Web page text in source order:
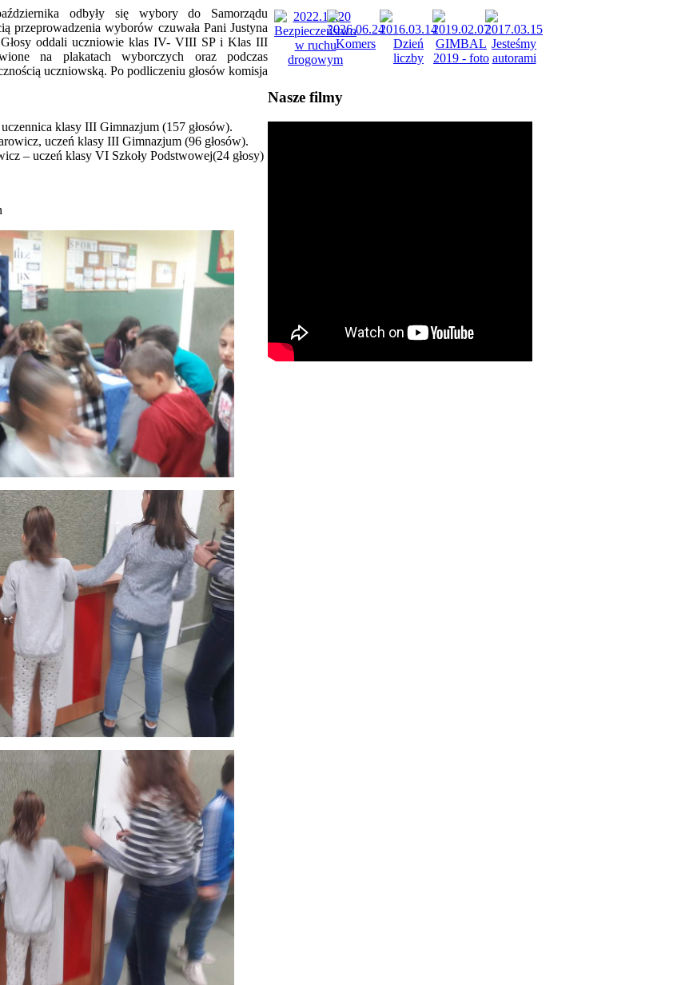
odbyły się wybory do Samorządu
przeprowadzenia wyborów czuwała Pani Justyna
oddali uczniowie klas IV- VIII SP i Klas III
na plakatach wyborczych oraz podczas
uczniowską. Po podliczeniu głosów komisja
uczennica klasy III Gimnazjum (157 głosów).
uczeń klasy III Gimnazjum (96 głosów).
– uczeń klasy VI Szkoły Podstwowej(24 głosy)
Nasze filmy